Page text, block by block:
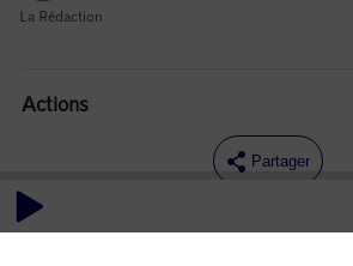
La Rédaction
Actions
Partager
Commentaires